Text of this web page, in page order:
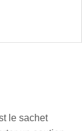
le sachet